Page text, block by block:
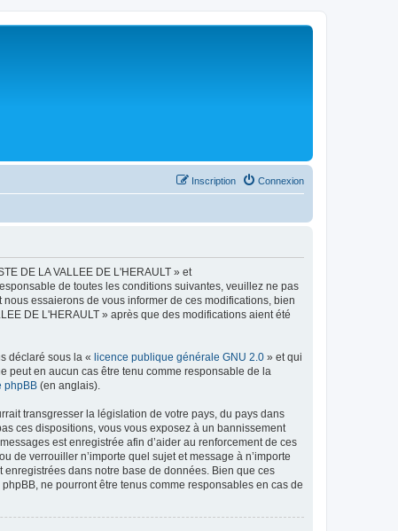
Connexion
Inscription
DE LA VALLEE DE L'HERAULT » et
de toutes les conditions suivantes, veuillez ne pas
essaierons de vous informer de ces modifications, bien
DE L'HERAULT » après que des modifications aient été
déclaré sous la « licence publique générale GNU 2.0 » et qui
peut en aucun cas être tenu comme responsable de la
phpBB (en anglais).
transgresser la législation de votre pays, du pays dans
ces dispositions, vous vous exposez à un bannissement
est enregistrée afin d’aider au renforcement de ces
de verrouiller n’importe quel sujet et message à n’importe
dans notre base de données. Bien que ces
ne pourront être tenus comme responsables en cas de